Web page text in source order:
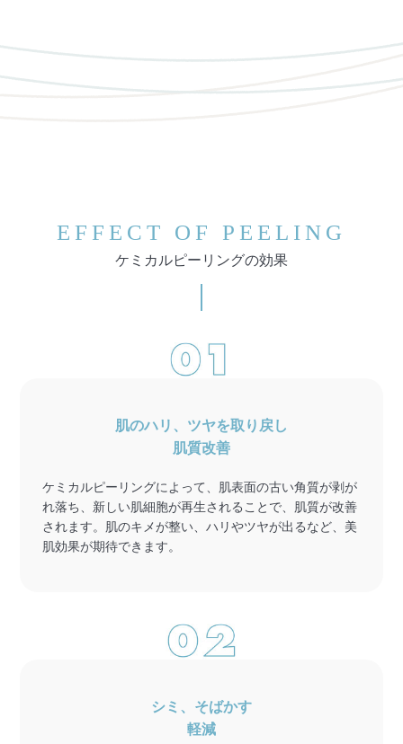
EFFECT OF PEELING
ケミカルピーリングの効果
肌のハリ、ツヤを取り戻し
肌質改善
ケミカルピーリングによって、肌表面の古い角質が剥が
れ落ち、新しい肌細胞が再生されることで、肌質が改善
されます。肌のキメが整い、ハリやツヤが出るなど、美
肌効果が期待できます。
シミ、そばかす
軽減